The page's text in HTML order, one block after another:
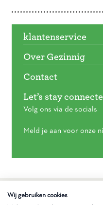
klantenservice
Over Gezinnig
Contact
Let’s stay
Volg ons via de socials
Meld je aan voor onze
Wij gebruiken cookies